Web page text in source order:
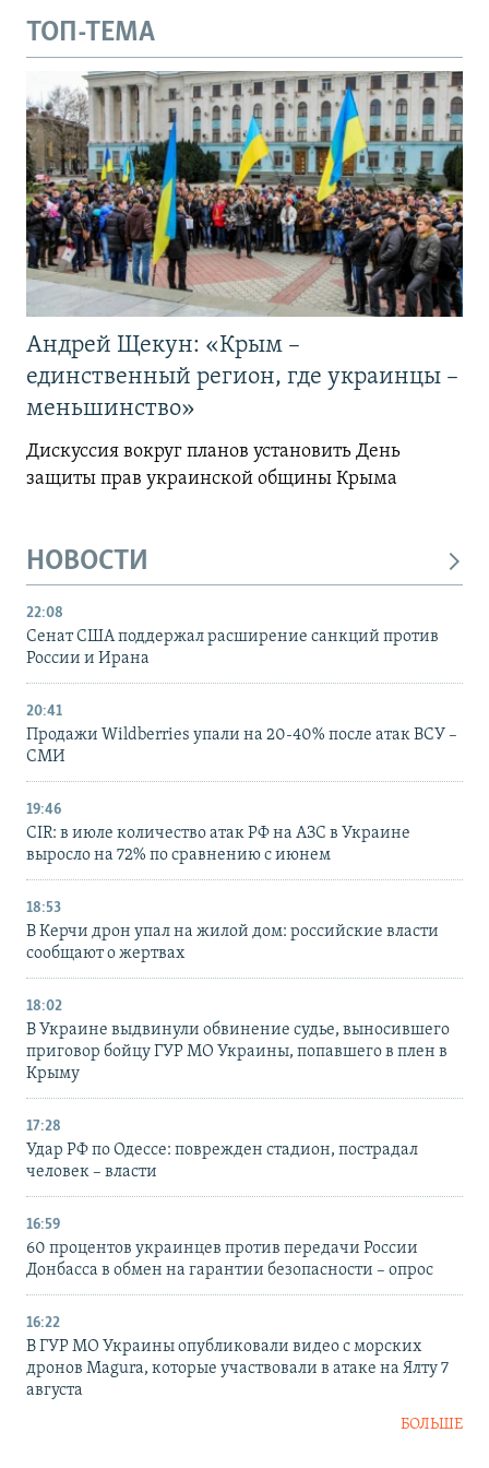
ТОП-ТЕМА
Андрей Щекун: «Крым –
единственный регион, где украинцы –
меньшинство»
Дискуссия вокруг планов установить День
защиты прав украинской общины Крыма
НОВОСТИ
22:08
Сенат США поддержал расширение санкций против
России и Ирана
20:41
Продажи Wildberries упали на 20-40% после атак ВСУ –
СМИ
19:46
CIR: в июле количество атак РФ на АЗС в Украине
выросло на 72% по сравнению с июнем
18:53
В Керчи дрон упал на жилой дом: российские власти
сообщают о жертвах
18:02
В Украине выдвинули обвинение судье, выносившего
приговор бойцу ГУР МО Украины, попавшего в плен в
Крыму
17:28
Удар РФ по Одессе: поврежден стадион, пострадал
человек – власти
16:59
60 процентов украинцев против передачи России
Донбасса в обмен на гарантии безопасности – опрос
16:22
В ГУР МО Украины опубликовали видео с морских
дронов Magura, которые участвовали в атаке на Ялту 7
августа
БОЛЬШЕ